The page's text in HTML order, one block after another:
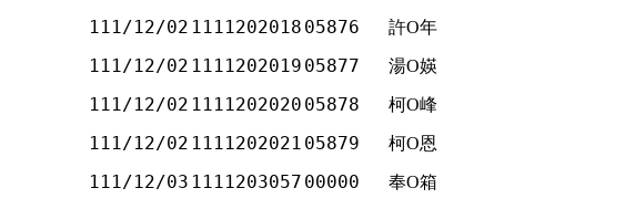
111/12/02 1111202018 05876 許O年
111/12/02 1111202019 05877 湯O媖
111/12/02 1111202020 05878 柯O峰
111/12/02 1111202021 05879 柯O恩
111/12/03 1111203057 00000 奉O箱